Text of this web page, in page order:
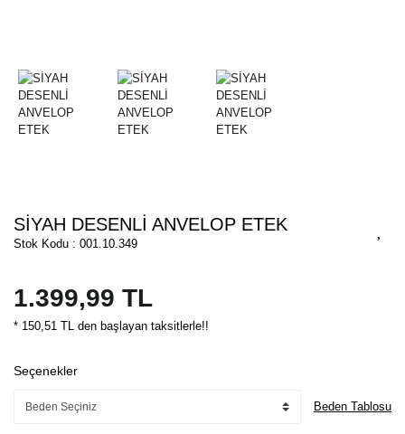
SİYAH DESENLİ ANVELOP ETEK
Stok Kodu : 001.10.349
1.399,99 TL
* 150,51 TL den başlayan taksitlerle!!
Seçenekler
Beden Tablosu